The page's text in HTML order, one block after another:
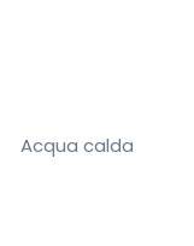
Acqua calda